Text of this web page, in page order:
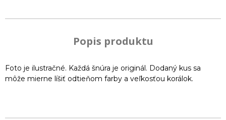
Popis produktu
Foto je ilustračné. Každá šnúra je originál. Dodaný kus sa
môže mierne líšiť odtieňom farby a veľkosťou korálok.